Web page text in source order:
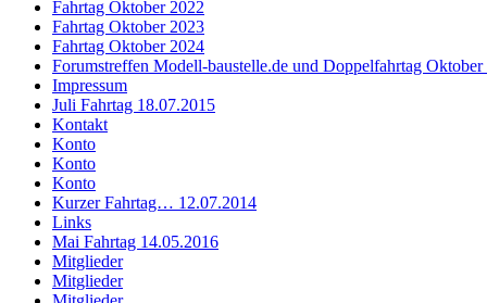
Fahrtag Oktober 2022
Fahrtag Oktober 2023
Fahrtag Oktober 2024
Forumstreffen Modell-baustelle.de und Doppelfahrtag Oktober
Impressum
Juli Fahrtag 18.07.2015
Kontakt
Konto
Konto
Konto
Kurzer Fahrtag… 12.07.2014
Links
Mai Fahrtag 14.05.2016
Mitglieder
Mitglieder